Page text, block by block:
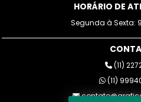
HORÁRIO DE
Segunda à Sexta:
(11)
(11)